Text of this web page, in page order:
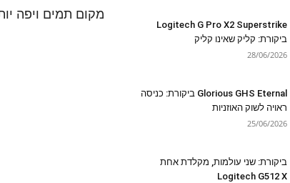
מקום תמים ויפה
Logitech G Pro X2 Superstrike
ביקורת: קליק שאינו קליק
28/06/2026
Glorious GHS Eternal ביקורת: כניסה
ראויה לשוק האוזניות
25/06/2026
ביקורת: שני עולמות, מקלדת אחת
Logitech G512 X